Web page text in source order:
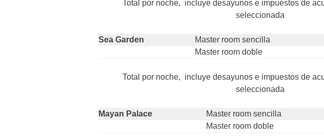
Total por noche, incluye desayunos e impuestos de
seleccionada
Sea Garden Master room sencilla
Master room doble
Total por noche, incluye desayunos e impuestos de
seleccionada
Mayan Palace Master room sencilla
Master room doble